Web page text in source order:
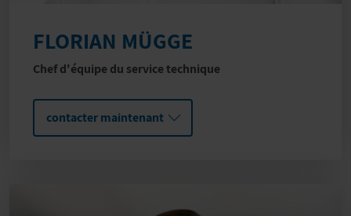
FLORIAN MÜGGE
Chef d'équipe du service technique
contacter maintenant